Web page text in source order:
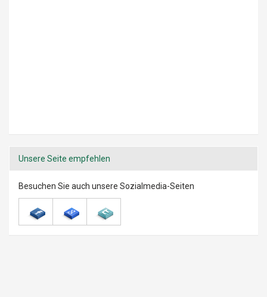
Unsere Seite empfehlen
Besuchen Sie auch unsere Sozialmedia-Seiten